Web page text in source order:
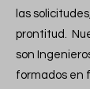
las
prontitud.
son
formados en